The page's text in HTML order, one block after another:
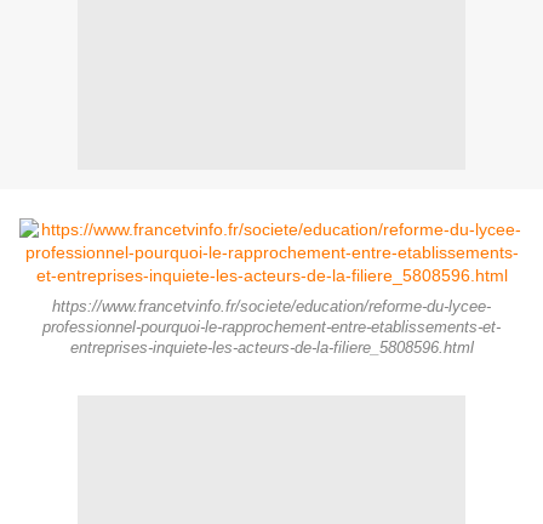
https://www.francetvinfo.fr/societe/education/reforme-du-lycee-
professionnel-pourquoi-le-rapprochement-entre-etablissements-et-
entreprises-inquiete-les-acteurs-de-la-filiere_5808596.html